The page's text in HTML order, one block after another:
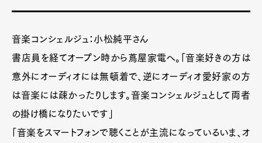
音楽コンシェルジュ：小松純平さん
書店員を経てオープン時から蔦屋家電へ。「音楽好きの方は
意外にオーディオには無頓着で、逆にオーディオ愛好家の方
は音楽には疎かったりします。音楽コンシェルジュとして両者
の掛け橋になりたいです」
「音楽をスマートフォンで聴くことが主流になっているいま、オ